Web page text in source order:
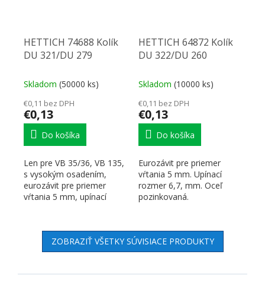
HETTICH 74688 Kolík
DU 321/DU 279
Skladom (50000 ks)
€0,11 bez DPH
€0,13
Do košíka
Len pre VB 35/36, VB 135,
s vysokým osadením,
eurozávit pre priemer
vŕtania 5 mm, upínací
HETTICH 64872 Kolík
DU 322/DU 260
Skladom (10000 ks)
€0,11 bez DPH
€0,13
Do košíka
Eurozávit pre priemer
vŕtania 5 mm. Upínací
rozmer 6,7, mm. Oceľ
pozinkovaná.
ZOBRAZIŤ VŠETKY SÚVISIACE PRODUKTY